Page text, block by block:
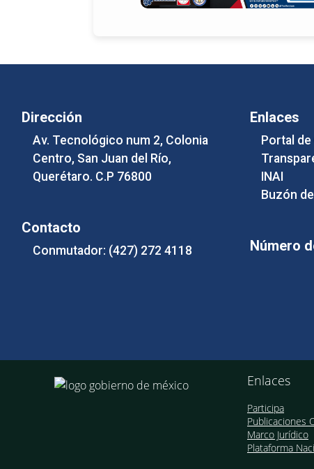
Dirección
Av. Tecnológico num 2, Colonia
Centro, San Juan del Río,
Querétaro. C.P 76800
Contacto
Conmutador: (427) 272 4118
Enlaces
Portal
INAI
Buzón
Número
Enlaces
Participa
Publicaciones
Marco Jurídico
Plataforma